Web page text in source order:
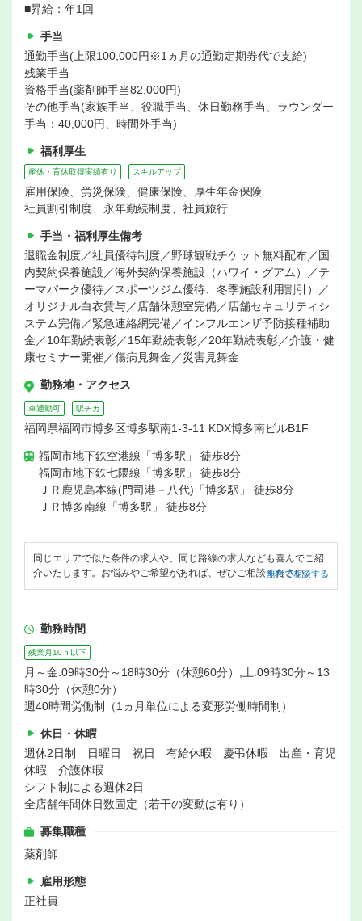
■昇給：年1回
手当
通勤手当(上限100,000円※1ヵ月の通勤定期券代で支給)
残業手当
資格手当(薬剤師手当82,000円)
その他手当(家族手当、役職手当、休日勤務手当、ラウンダー
手当：40,000円、時間外手当)
福利厚生
産休・育休取得実績有り スキルアップ
雇用保険、労災保険、健康保険、厚生年金保険
社員割引制度、永年勤続制度、社員旅行
手当・福利厚生備考
退職金制度／社員優待制度／野球観戦チケット無料配布／国
内契約保養施設／海外契約保養施設（ハワイ・グアム）／テ
ーマパーク優待／スポーツジム優待、冬季施設利用割引）／
オリジナル白衣賃与／店舗休憩室完備／店舗セキュリティシ
ステム完備／緊急連絡網完備／インフルエンザ予防接種補助
金／10年勤続表彰／15年勤続表彰／20年勤続表彰／介護・健
康セミナー開催／傷病見舞金／災害見舞金
勤務地・アクセス
車通勤可 駅チカ
福岡県福岡市博多区博多駅南1-3-11 KDX博多南ビルB1F
福岡市地下鉄空港線「博多駅」 徒歩8分
福岡市地下鉄七隈線「博多駅」 徒歩8分
ＪＲ鹿児島本線(門司港－八代)「博多駅」 徒歩8分
ＪＲ博多南線「博多駅」 徒歩8分
同じエリアで似た条件の求人や、同じ路線の求人なども喜んでご紹
介いたします。お悩みやご希望があれば、ぜひご相談ください。
無料で相談する
勤務時間
残業月10ｈ以下
月～金:09時30分～18時30分（休憩60分）,土:09時30分～13
時30分（休憩0分）
週40時間労働制（1ヵ月単位による変形労働時間制）
休日・休暇
週休2日制 日曜日 祝日 有給休暇 慶弔休暇 出産・育児
休暇 介護休暇
シフト制による週休2日
全店舗年間休日数固定（若干の変動は有り）
募集職種
薬剤師
雇用形態
正社員